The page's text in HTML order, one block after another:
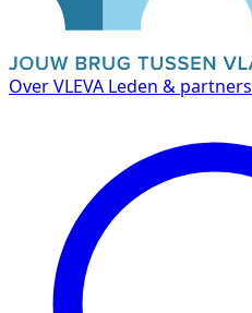
Over VLEVA Leden & partners